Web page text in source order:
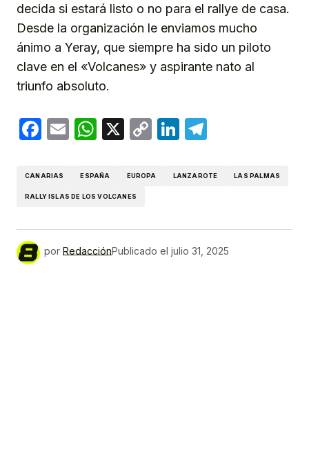
decida si estará listo o no para el rallye de casa.
Desde la organización le enviamos mucho
ánimo a Yeray, que siempre ha sido un piloto
clave en el «Volcanes» y aspirante nato al
triunfo absoluto.
Facebook
EmailWhatsApp
X
CopyLinkedIn
CANARIAS ESPAÑA EUROPA LANZAROTE LAS PALMAS
RALLY ISLAS DE LOS VOLCANES
por RedacciónPublicado el julio 31, 2025